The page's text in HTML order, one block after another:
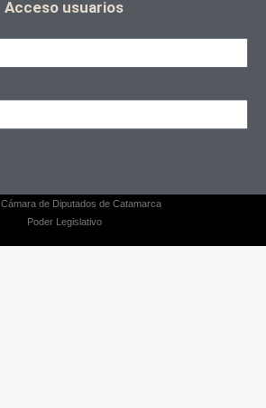
Acceso usuarios
Cámara de Diputados de Catamarca
Poder Legislativo